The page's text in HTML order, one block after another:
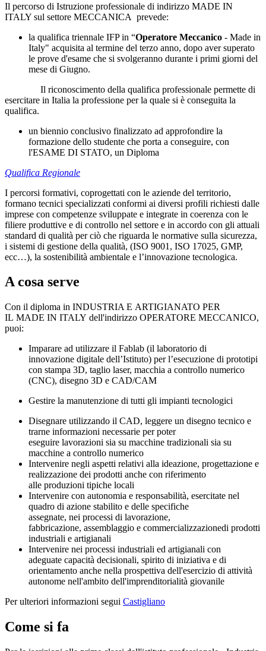
Il percorso di Istruzione professionale di indirizzo MADE IN
ITALY sul settore MECCANICA prevede:
la qualifica triennale IFP in “Operatore Meccanico - Made in
Italy" acquisita al termine del terzo anno, dopo aver superato
le prove d'esame che si svolgeranno durante i primi giorni del
mese di Giugno.
Il riconoscimento della qualifica professionale permette di
esercitare in Italia la professione per la quale si è conseguita la
qualifica.
un biennio conclusivo finalizzato ad approfondire la
formazione dello studente che porta a conseguire, con
l'ESAME DI STATO, un Diploma
Qualifica Regionale
I percorsi formativi, coprogettati con le aziende del territorio,
formano tecnici specializzati conformi ai diversi profili richiesti dalle
imprese con competenze sviluppate e integrate in coerenza con le
filiere produttive e di controllo nel settore e in accordo con gli attuali
standard di qualità per ciò che riguarda le normative sulla sicurezza,
i sistemi di gestione della qualità, (ISO 9001, ISO 17025, GMP,
ecc…), la sostenibilità ambientale e l’innovazione tecnologica.
A cosa serve
Con il diploma in INDUSTRIA E ARTIGIANATO PER
IL MADE IN ITALY dell'indirizzo OPERATORE MECCANICO,
puoi:
Imparare ad utilizzare il Fablab (il laboratorio di
innovazione digitale dell’Istituto) per l’esecuzione di prototipi
con stampa 3D, taglio laser, macchia a controllo numerico
(CNC), disegno 3D e CAD/CAM
Gestire la manutenzione di tutti gli impianti tecnologici
Disegnare utilizzando il CAD, leggere un disegno tecnico e
trarne informazioni necessarie per poter
eseguire lavorazioni sia su macchine tradizionali sia su
macchine a controllo numerico
Intervenire negli aspetti relativi alla ideazione, progettazione e
realizzazione dei prodotti anche con riferimento
alle produzioni tipiche locali
Intervenire con autonomia e responsabilità, esercitate nel
quadro di azione stabilito e delle specifiche
assegnate, nei processi di lavorazione,
fabbricazione, assemblaggio e commercializzazionedi prodotti
industriali e artigianali
Intervenire nei processi industriali ed artigianali con
adeguate capacità decisionali, spirito di iniziativa e di
orientamento anche nella prospettiva dell'esercizio di attività
autonome nell'ambito dell'imprenditorialità giovanile
Per ulteriori informazioni segui Castigliano
Come si fa